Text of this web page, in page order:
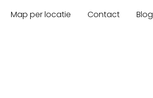
Map per locatie Contact Blog